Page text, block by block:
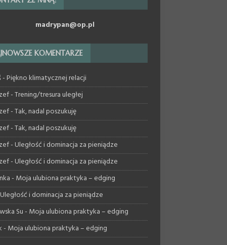
madrypan@op.pl
KOMENTARZE
-Piękno klimatycznej relacji
-Trening/tresura uległej
-Tak, nadal poszukuję
-Tak, nadal poszukuję
-Uległość i dominacja za pieniądze
-Uległość i dominacja za pieniądze
- Moja ulubiona praktyka – edging
Uległość i dominacja za pieniądze
Su- Moja ulubiona praktyka – edging
- Moja ulubiona praktyka – edging